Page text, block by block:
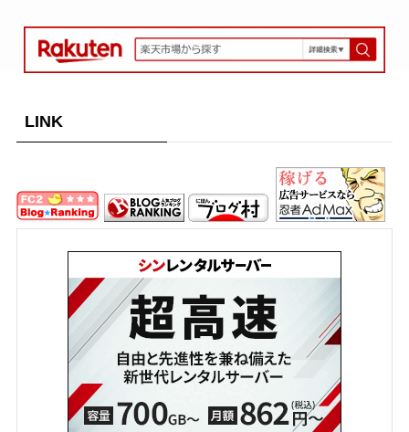
LINK